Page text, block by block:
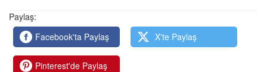
Paylaş:
Facebook'ta Paylaş
X'te Paylaş
Pinterest'de Paylaş